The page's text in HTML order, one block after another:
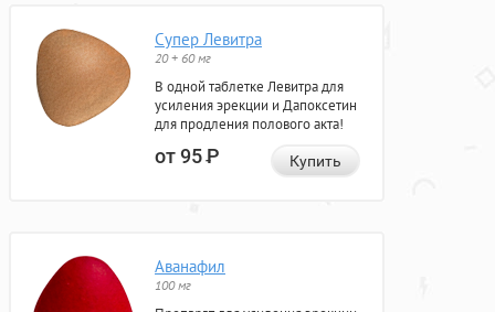
Супер Левитра
20 + 60 мг
В одной таблетке Левитра для
усиления эрекции и Дапоксетин
для продления полового акта!
от 95Р Купить
Аванафил
100 мг